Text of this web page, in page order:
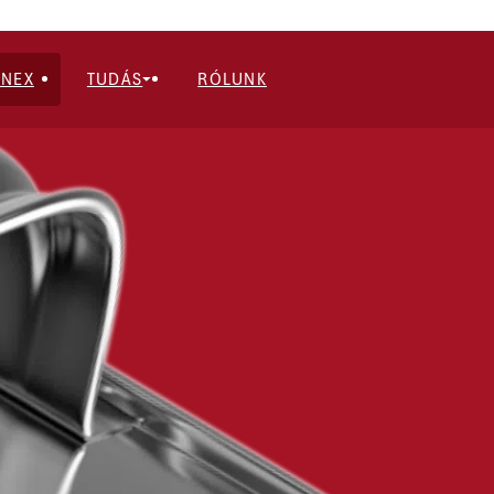
TUDÁS RÓLUNK